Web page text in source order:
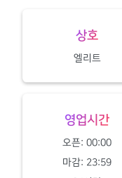
상호
엘리트
영업시간
오픈: 00:00
마감: 23:59